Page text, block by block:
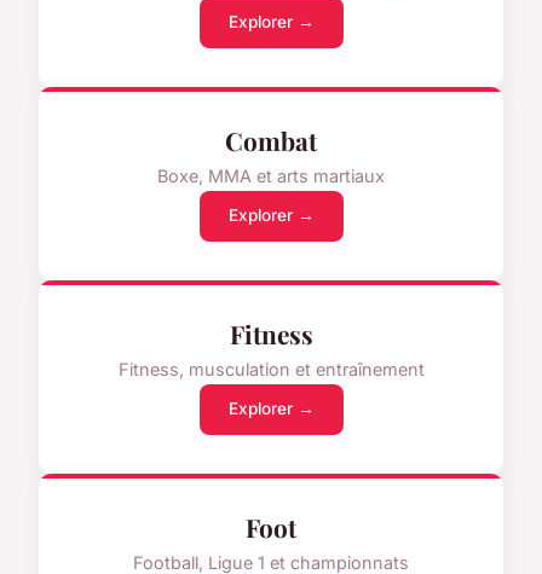
Explorer →
Combat
Boxe, MMA et arts martiaux
Explorer →
Fitness
Fitness, musculation et entraînement
Explorer →
Foot
Football, Ligue 1 et championnats